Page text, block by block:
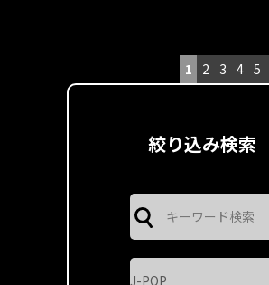
絞り込み検索
1 2 3 4 5